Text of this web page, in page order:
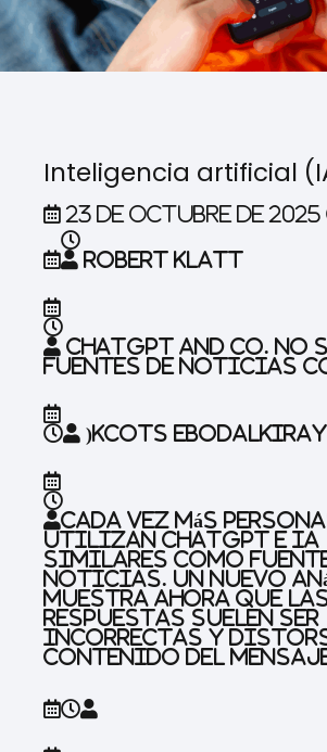
Inteligencia artificial
23 de octubre de 2025
Robert Klatt
ChatGPT and Co. no
fuentes de noticias
)kcots ebodA LkiraY
Cada vez más
utilizan ChatGPT e IA
similares como
noticias. Un nuevo
muestra ahora que
respuestas suelen ser
incorrectas y
contenido del